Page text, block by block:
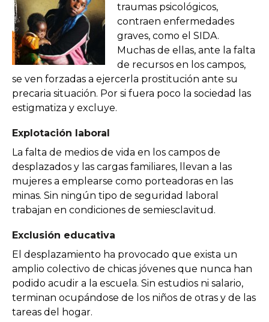
traumas psicológicos,
contraen enfermedades
graves, como el SIDA.
Muchas de ellas, ante la falta
de recursos en los campos,
se ven forzadas a ejercerla prostitución ante su
precaria situación. Por si fuera poco la sociedad las
estigmatiza y excluye.
Explotación laboral
La falta de medios de vida en los campos de
desplazados y las cargas familiares, llevan a las
mujeres a emplearse como porteadoras en las
minas. Sin ningún tipo de seguridad laboral
trabajan en condiciones de semiesclavitud.
Exclusión educativa
El desplazamiento ha provocado que exista un
amplio colectivo de chicas jóvenes que nunca han
podido acudir a la escuela. Sin estudios ni salario,
terminan ocupándose de los niños de otras y de las
tareas del hogar.